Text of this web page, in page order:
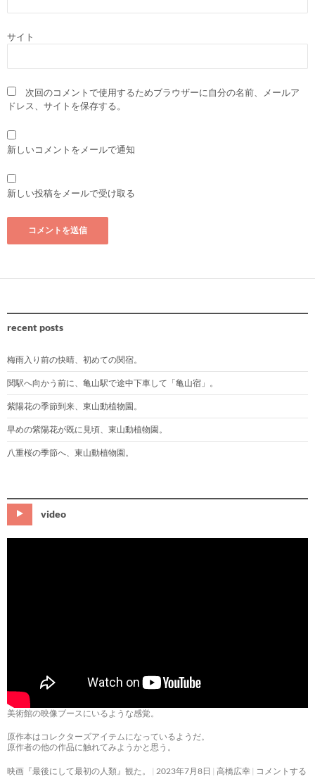
サイト
次回のコメントで使用するためブラウザーに自分の名前、メールア
ドレス、サイトを保存する。
新しいコメントをメールで通知
新しい投稿をメールで受け取る
recent posts
梅雨入り前の快晴、初めての関宿。
関駅へ向かう前に、亀山駅で途中下車して「亀山宿」。
紫陽花の季節到来、東山動植物園。
早めの紫陽花が既に見頃、東山動植物園。
八重桜の季節へ、東山動植物園。
video
美術館の映像ブースにいるような感覚。
原作本はコレクターズアイテムになっているようだ。
原作者の他の作品に触れてみようかと思う。
映画『最後にして最初の人類』観た。 2023年7月8日 高橋広幸 コメントする